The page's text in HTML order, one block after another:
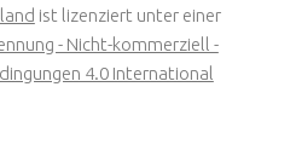
ist lizenziert unter einer
- Nicht-kommerziell -
4.0 International